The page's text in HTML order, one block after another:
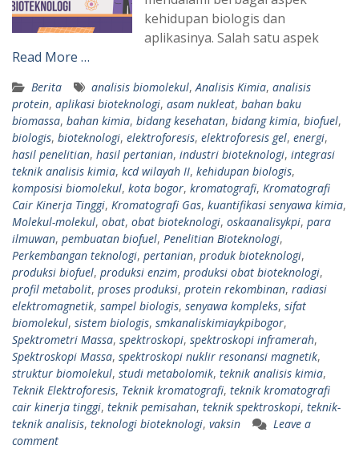
kehidupan biologis dan
aplikasinya. Salah satu aspek
Read More …
Berita analisis biomolekul, Analisis Kimia, analisis
protein, aplikasi bioteknologi, asam nukleat, bahan baku
biomassa, bahan kimia, bidang kesehatan, bidang kimia, biofuel,
biologis, bioteknologi, elektroforesis, elektroforesis gel, energi,
hasil penelitian, hasil pertanian, industri bioteknologi, integrasi
teknik analisis kimia, kcd wilayah II, kehidupan biologis,
komposisi biomolekul, kota bogor, kromatografi, Kromatografi
Cair Kinerja Tinggi, Kromatografi Gas, kuantifikasi senyawa kimia,
Molekul-molekul, obat, obat bioteknologi, oskaanalisykpi, para
ilmuwan, pembuatan biofuel, Penelitian Bioteknologi,
Perkembangan teknologi, pertanian, produk bioteknologi,
produksi biofuel, produksi enzim, produksi obat bioteknologi,
profil metabolit, proses produksi, protein rekombinan, radiasi
elektromagnetik, sampel biologis, senyawa kompleks, sifat
biomolekul, sistem biologis, smkanaliskimiaykpibogor,
Spektrometri Massa, spektroskopi, spektroskopi inframerah,
Spektroskopi Massa, spektroskopi nuklir resonansi magnetik,
struktur biomolekul, studi metabolomik, teknik analisis kimia,
Teknik Elektroforesis, Teknik kromatografi, teknik kromatografi
cair kinerja tinggi, teknik pemisahan, teknik spektroskopi, teknik-
teknik analisis, teknologi bioteknologi, vaksin
Leave a
comment